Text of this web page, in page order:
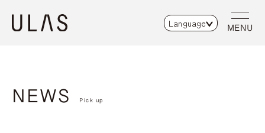
Language
MENU
NEWS Pick up